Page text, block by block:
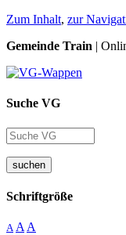
Zum Inhalt, zur
Gemeinde Train |
Suche VG
suchen
Schriftgröße
A A A